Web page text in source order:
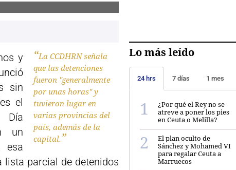
La CCDHRN señala
que las detenciones
fueron "generalmente
por unas horas" y
tuvieron lugar en
varias provincias del
país, además de la
capital.
y
sin
el
Día
un
esa
parcial de detenidos
Lo más leído
24 hrs 7 días 1 mes
¿Por qué el Rey no se
atreve a poner los pies
en Ceuta o Melilla?
El plan oculto de
Sánchez y Mohamed VI
para regalar Ceuta a
Marruecos